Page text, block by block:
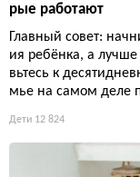
рые работают
Главный совет:
ия ребёнка, а лучше
вьтесь к
мье на самом деле
Дети 12 824